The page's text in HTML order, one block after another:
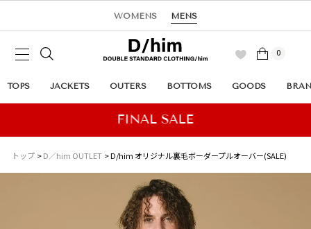
WOMENS MENS
0
TOPS JACKETS OUTERS BOTTOMS GOODS
トップ D／him OUTLET D/him オリジナル裏毛ボーダープルオーバー(SALE)